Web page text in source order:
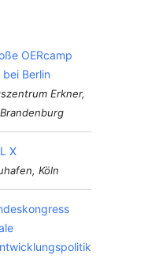
OERcamp
Berlin
Erkner,
X
Köln